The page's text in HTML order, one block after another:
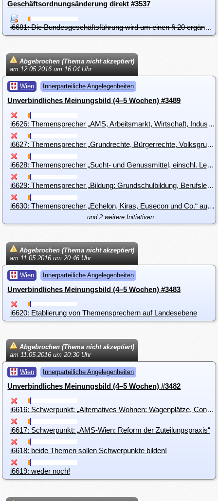
Geschäftsordnungsänderung direkt #3537
i6681: Die Bundesgeschäftsführung wird um einen § 20 ergänzt - Zuständigkeiten und Grundsätze in der Außenvertretung
Abgebrochen (Thema nicht akzeptiert)
am 12.05.2016 um 16:04 Uhr
Wien Innerparteiliche Angelegenheiten
Unverbindliches Meinungsbild (4–5 Wochen) #3489
i6626: Themensprecher „AMS, Arbeitsmarkt, Wirtschaft, Industrie, Handel und Gewerbe“ auf Landesebene:
i6627: Themensprecher „Grundrechte, Bürgerrechte, Volksgruppenrechte, Minderheitenrechte, Unionsrechte, Menschenrechte, Rechte von/für Staatenlose“ auf Landesebene
i6628: Themensprecher „Sucht- und Genussmittel, einschl. Lebensmittelsicherheit“ auf Landesebene
i6629: Themensprecher „Bildung: Grundschulbildung, Berufslehre, Gesamtschule (gemeinsame Schule), Universitäten, Fachhochschulen, Kolleks, Erwachsenenbildung“ auf Landesebene
i6630: Themensprecher „Echelon, Kiras, Eusecon und Co.“ auf Landesebene
und 2 weitere Initiativen
Abgebrochen (Thema nicht akzeptiert)
am 11.05.2016 um 20:46 Uhr
Wien Innerparteiliche Angelegenheiten
Unverbindliches Meinungsbild (4–5 Wochen) #3483
i6620: Etablierung von Themensprechern auf Landesebene
Abgebrochen (Thema nicht akzeptiert)
am 11.05.2016 um 20:30 Uhr
Wien Innerparteiliche Angelegenheiten
Unverbindliches Meinungsbild (4–5 Wochen) #3482
i6616: Schwerpunkt: „Alternatives Wohnen: Wagenplätze, Container und Co.“
i6617: Schwerpunkt: „AMS-Wien: Reform der Zuteilungspraxis“
i6618: beide Themen sollen Schwerpunkte bilden!
i6619: weder noch!